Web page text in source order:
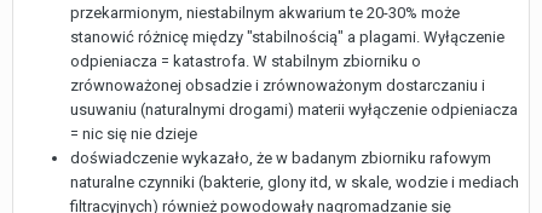
przekarmionym, niestabilnym akwarium te 20-30% może
stanowić różnicę między "stabilnością" a plagami. Wyłączenie
odpieniacza = katastrofa. W stabilnym zbiorniku o
zrównoważonej obsadzie i zrównoważonym dostarczaniu i
usuwaniu (naturalnymi drogami) materii wyłączenie odpieniacza
= nic się nie dzieje
doświadczenie wykazało, że w badanym zbiorniku rafowym
naturalne czynniki (bakterie, glony itd, w skale, wodzie i mediach
filtracyjnych) również powodowały nagromadzanie się